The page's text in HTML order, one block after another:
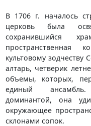
В 1706 г. началось
церковь была
сохранившийся
пространственная
культовому зодчеству
алтарь, четверик
объемы, которых,
единый ансамбль.
доминантой, она
окружающее
склонами сопок.